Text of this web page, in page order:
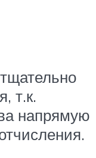
т.к.
напрямую